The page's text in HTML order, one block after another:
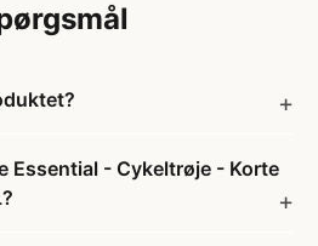
Essential - Cykeltrøje - Korte